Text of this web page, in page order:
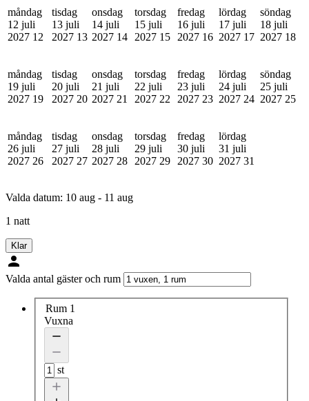
måndag
12 juli
2027 12
tisdag
13 juli
2027 13
onsdag
14 juli
2027 14
torsdag
15 juli
2027 15
fredag
16 juli
2027 16
lördag
17 juli
2027 17
söndag
18 juli
2027 18
måndag
19 juli
2027 19
tisdag
20 juli
2027 20
onsdag
21 juli
2027 21
torsdag
22 juli
2027 22
fredag
23 juli
2027 23
lördag
24 juli
2027 24
söndag
25 juli
2027 25
måndag
26 juli
2027 26
tisdag
27 juli
2027 27
onsdag
28 juli
2027 28
torsdag
29 juli
2027 29
fredag
30 juli
2027 30
lördag
31 juli
2027 31
Valda datum: 10 aug - 11 aug
1 natt
Klar
Valda antal gäster och rum
Rum 1
Vuxna
st